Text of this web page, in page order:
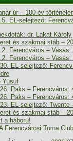
úr – 100 év
EL-selejtező:
dr. Lakat Károly
és szakmai stáb –
Ferencváros – Vasas:
Ferencváros – Vasas:
EL-selejtező:
Yusuf
Paks – Ferencváros:
Paks – Ferencváros:
EL-selejtező: Twente
és szakmai stáb –
a háboru!
Ferencvárosi Torna